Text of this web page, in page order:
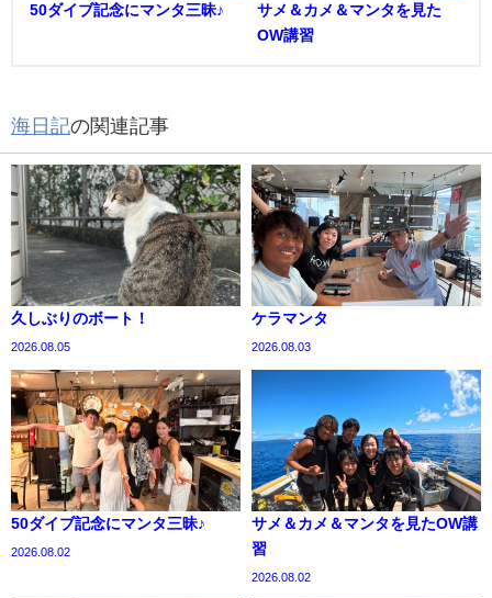
50ダイブ記念にマンタ三昧♪
サメ＆カメ＆マンタを見た
OW講習
海日記の関連記事
久しぶりのボート！
2026.08.05
ケラマンタ
2026.08.03
50ダイブ記念にマンタ三昧♪
2026.08.02
サメ＆カメ＆マンタを見たOW講
習
2026.08.02